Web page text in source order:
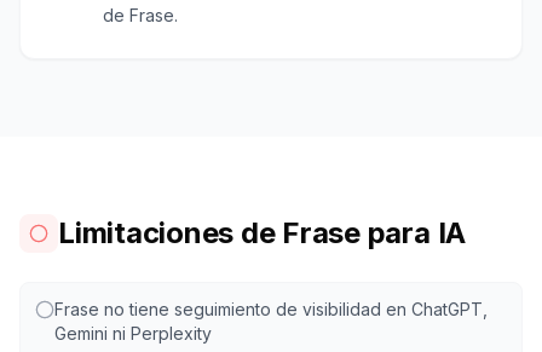
de Frase.
Limitaciones de Frase para IA
Frase no tiene seguimiento de visibilidad en ChatGPT,
Gemini ni Perplexity